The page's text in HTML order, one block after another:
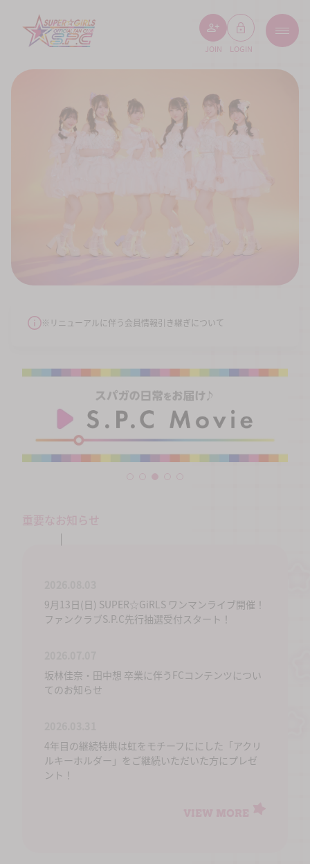
JOIN LOGIN
※リニューアルに伴う会員情報引き継ぎについて
重要なお知らせ
9月13日(日) SUPER☆GiRLS ワンマンライブ開催！
ファンクラブS.P.C先行抽選受付スタート！
坂林佳奈・田中想 卒業に伴うFCコンテンツについ
てのお知らせ
4年目の継続特典は虹をモチーフににした「アクリ
ルキーホルダー」をご継続いただいた方にプレゼ
ント！